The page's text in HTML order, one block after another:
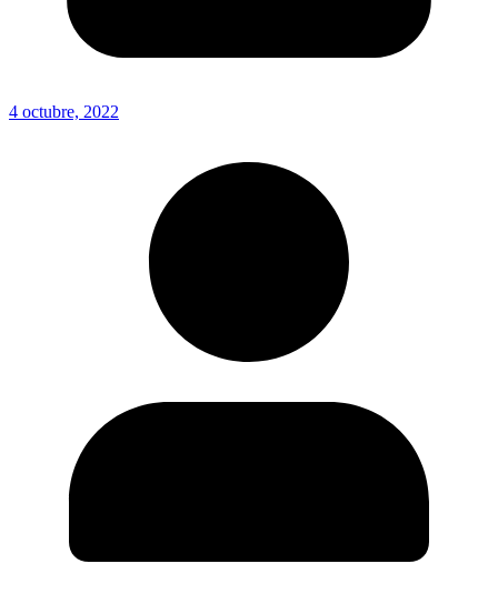
4 octubre, 2022